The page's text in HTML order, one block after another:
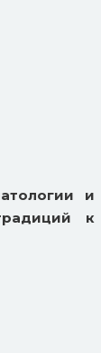
и
к